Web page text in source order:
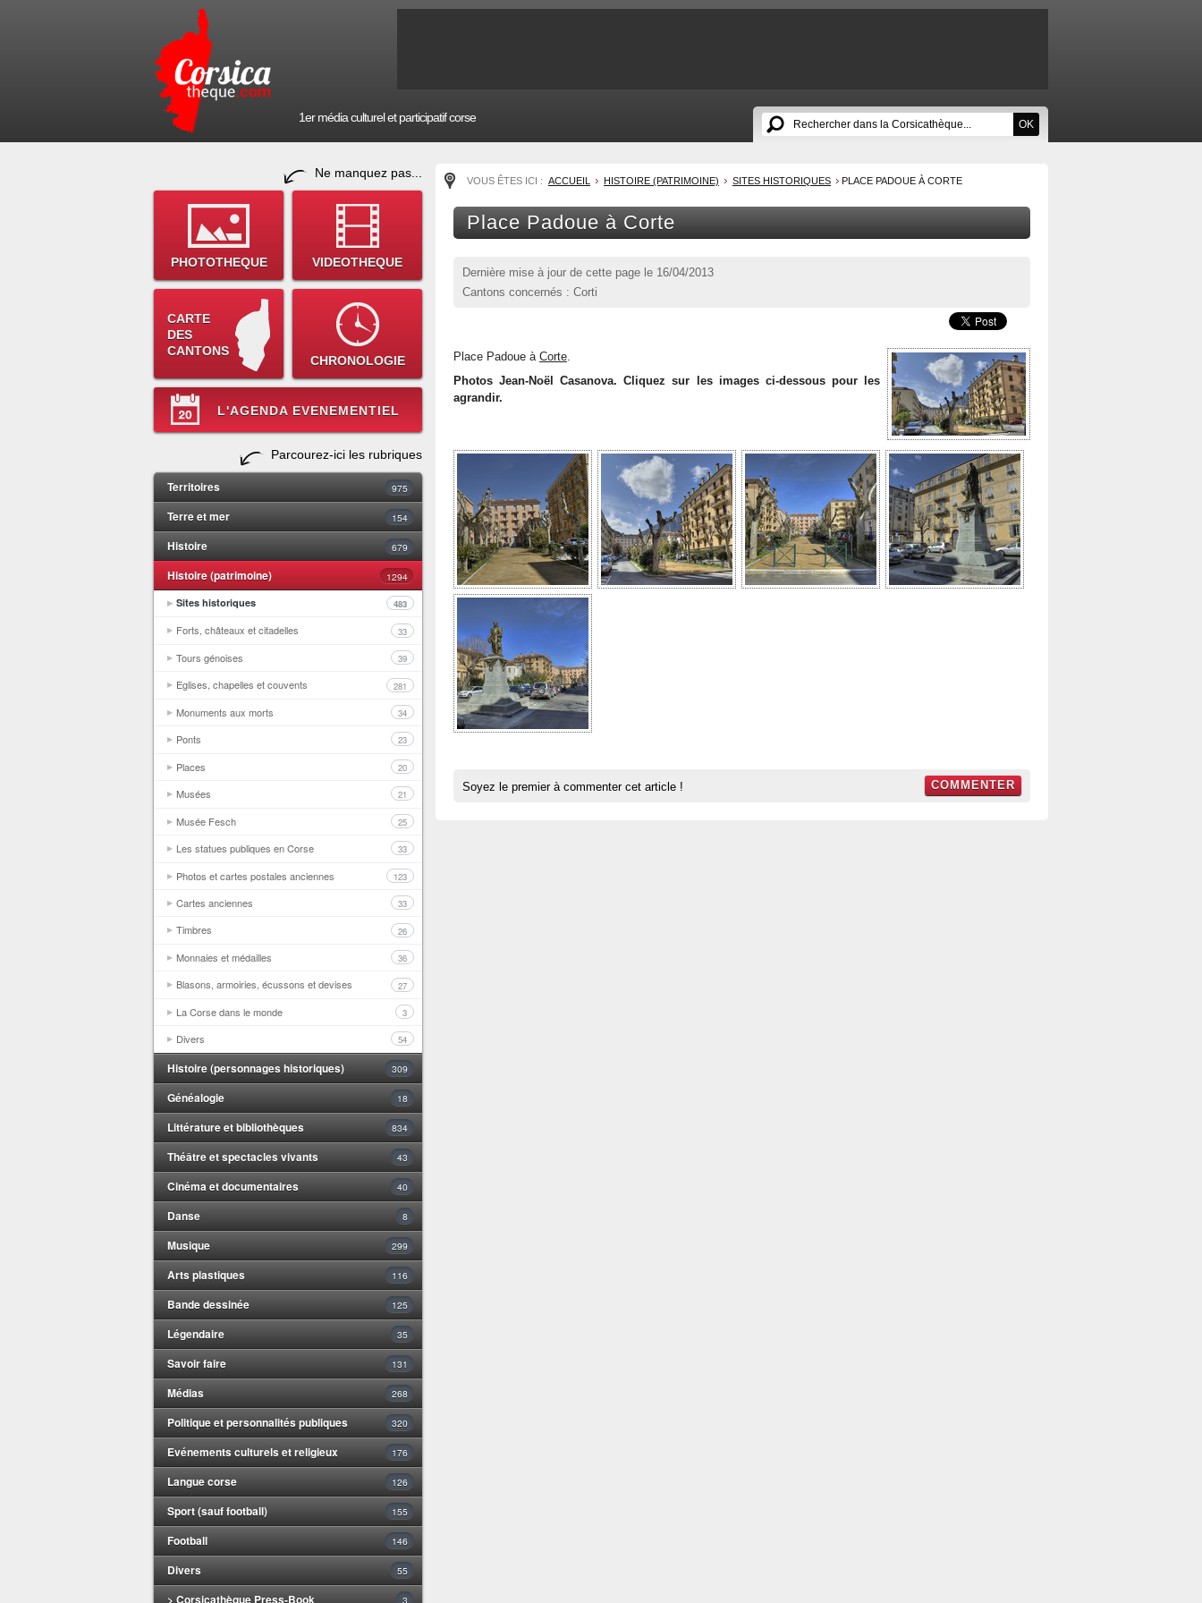
1er média culturel et participatif corse
Ne manquez pas...
PHOTOTHEQUE VIDEOTHEQUE
CARTE
DES
CANTONS
CHRONOLOGIE
L'AGENDA EVENEMENTIEL
Parcourez-ici les rubriques
Territoires 975
Terre et mer 154
Histoire 679
Histoire (patrimoine)
1294
Sites historiques
483
Forts, châteaux et citadelles 33
Tours génoises 39
Eglises, chapelles et couvents 281
Monuments aux morts 34
Ponts 23
Places 20
Musées 21
Musée Fesch 25
Les statues publiques en Corse 33
Photos et cartes postales anciennes 123
Cartes anciennes 33
Timbres 26
Monnaies et médailles 36
Blasons, armoiries, écussons et devises 27
La Corse dans le monde 3
Divers 54
Histoire (personnages historiques) 309
Généalogie 18
Littérature et bibliothèques 834
Théâtre et spectacles vivants 43
Cinéma et documentaires 40
Danse 8
Musique 299
Arts plastiques 116
Bande dessinée 125
Légendaire 35
Savoir faire 131
Médias 268
Politique et personnalités publiques 320
Evénements culturels et religieux 176
Langue corse 126
Sport (sauf football) 155
Football 146
Divers 55
> Corsicathèque Press-Book 3
VOUS ÊTES ICI : ACCUEIL HISTOIRE (PATRIMOINE) SITES HISTORIQUES PLACE PADOUE À CORTE
Place Padoue à Corte
Dernière mise à jour de cette page le 16/04/2013
Cantons concernés : Corti
Place Padoue à Corte.
Photos Jean-Noël Casanova. Cliquez sur les images ci-dessous pour les
agrandir.
Soyez le premier à commenter cet article ! COMMENTER